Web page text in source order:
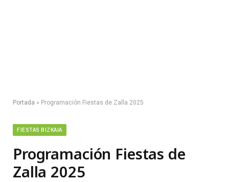
Portada » Programación Fiestas de Zalla 2025
FIESTAS BIZKAIA
Programación Fiestas de
Zalla 2025